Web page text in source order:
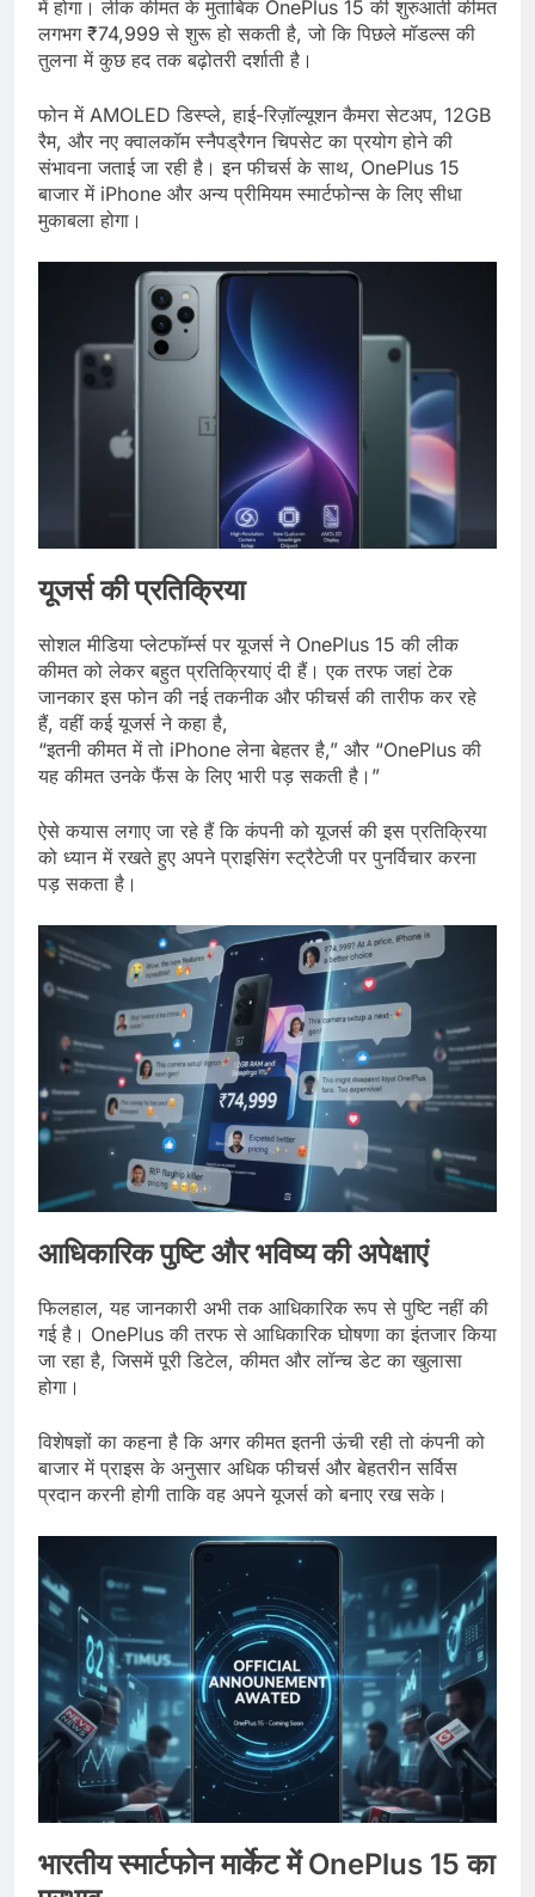
में होगा। लीक कीमत के मुताबिक OnePlus 15 की शुरुआती कीमत
लगभग ₹74,999 से शुरू हो सकती है, जो कि पिछले मॉडल्स की
तुलना में कुछ हद तक बढ़ोतरी दर्शाती है।
फोन में AMOLED डिस्प्ले, हाई-रिज़ॉल्यूशन कैमरा सेटअप, 12GB
रैम, और नए क्वालकॉम स्नैपड्रैगन चिपसेट का प्रयोग होने की
संभावना जताई जा रही है। इन फीचर्स के साथ, OnePlus 15
बाजार में iPhone और अन्य प्रीमियम स्मार्टफोन्स के लिए सीधा
मुकाबला होगा।
यूजर्स की प्रतिक्रिया
सोशल मीडिया प्लेटफॉर्म्स पर यूजर्स ने OnePlus 15 की लीक
कीमत को लेकर बहुत प्रतिक्रियाएं दी हैं। एक तरफ जहां टेक
जानकार इस फोन की नई तकनीक और फीचर्स की तारीफ कर रहे
हैं, वहीं कई यूजर्स ने कहा है,
“इतनी कीमत में तो iPhone लेना बेहतर है,” और “OnePlus की
यह कीमत उनके फैंस के लिए भारी पड़ सकती है।”
ऐसे कयास लगाए जा रहे हैं कि कंपनी को यूजर्स की इस प्रतिक्रिया
को ध्यान में रखते हुए अपने प्राइसिंग स्ट्रैटेजी पर पुनर्विचार करना
पड़ सकता है।
आधिकारिक पुष्टि और भविष्य की अपेक्षाएं
फिलहाल, यह जानकारी अभी तक आधिकारिक रूप से पुष्टि नहीं की
गई है। OnePlus की तरफ से आधिकारिक घोषणा का इंतजार किया
जा रहा है, जिसमें पूरी डिटेल, कीमत और लॉन्च डेट का खुलासा
होगा।
विशेषज्ञों का कहना है कि अगर कीमत इतनी ऊंची रही तो कंपनी को
बाजार में प्राइस के अनुसार अधिक फीचर्स और बेहतरीन सर्विस
प्रदान करनी होगी ताकि वह अपने यूजर्स को बनाए रख सके।
भारतीय स्मार्टफोन मार्केट में OnePlus 15 का